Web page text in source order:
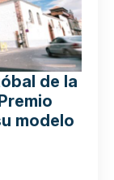
de la
modelo